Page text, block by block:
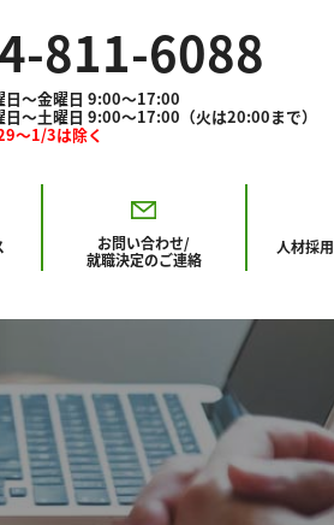
811-6088
～金曜日 9:00～17:00
曜日 9:00～17:00（火は20:00まで）
～1/3は除く
お問い合わせ/
就職決定のご連絡
人材採用